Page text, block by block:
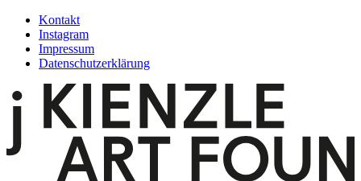
Zum
Inhalt
springen
Kontakt
Instagram
Impressum
Datenschutzerklärung